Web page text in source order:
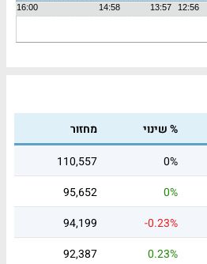
% שינוי
מחזור
0%
110,557
0%
95,652
-0.23%
94,199
0.23%
92,387